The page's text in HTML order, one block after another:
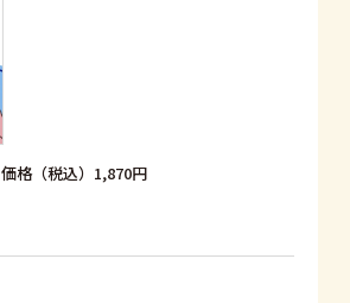
価格（税込）1,870円